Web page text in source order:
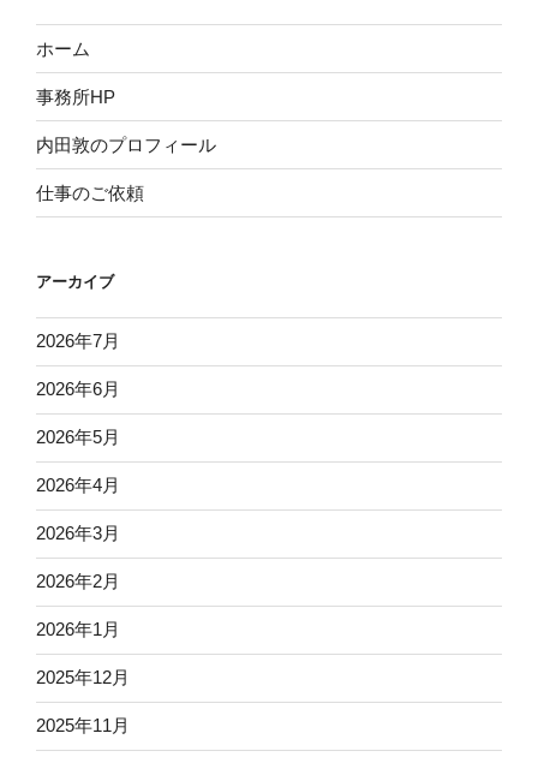
ホーム
事務所HP
内田敦のプロフィール
仕事のご依頼
アーカイブ
2026年7月
2026年6月
2026年5月
2026年4月
2026年3月
2026年2月
2026年1月
2025年12月
2025年11月